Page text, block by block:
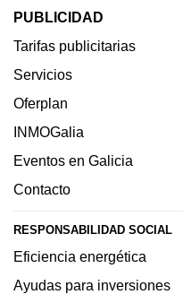
PUBLICIDAD
Tarifas publicitarias
Servicios
Oferplan
INMOGalia
Eventos en Galicia
Contacto
RESPONSABILIDAD SOCIAL
Eficiencia energética
Ayudas para inversiones